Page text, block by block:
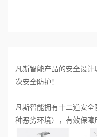
凡斯智能产品的安全设
次安全防护！
凡斯智能拥有十二道安
种恶劣环境），有效保障